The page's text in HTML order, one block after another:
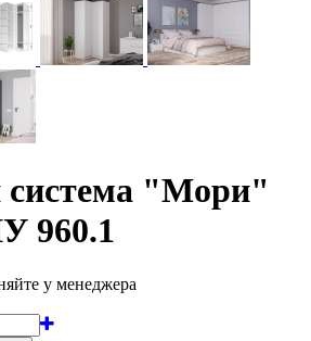
система "Мори"
960.1
у менеджера